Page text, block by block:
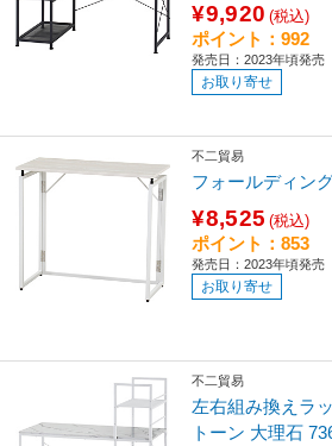
¥9,920 (税込)
ポイント：992
発売日：2023年頃発売
お取り寄せ
不二貿易
フォールディン
¥8,525 (税込)
ポイント：853
発売日：2023年頃発売
お取り寄せ
不二貿易
左右組み換えラ
トーン 大理石